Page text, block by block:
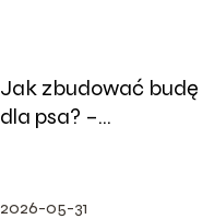
Jak zbudować budę
dla psa? –
2026-05-31